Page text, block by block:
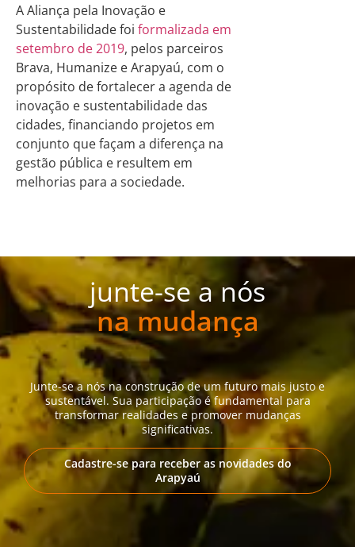
A Aliança pela Inovação e
Sustentabilidade foi formalizada em
setembro de 2019, pelos parceiros
Brava, Humanize e Arapyaú, com o
propósito de fortalecer a agenda de
inovação e sustentabilidade das
cidades, financiando projetos em
conjunto que façam a diferença na
gestão pública e resultem em
melhorias para a sociedade.
junte-se a nós
na mudança
Junte-se a nós na construção de um futuro mais justo e
sustentável. Sua participação é fundamental para
transformar realidades e promover mudanças
significativas.
Cadastre-se para receber as novidades do
Arapyaú